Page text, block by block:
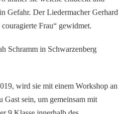
Gefahr. Der Liedermacher Gerhard
Frau“ gewidmet.
Schramm in Schwarzenberg
wird sie mit einem Workshop an
Gast sein, um gemeinsam mit